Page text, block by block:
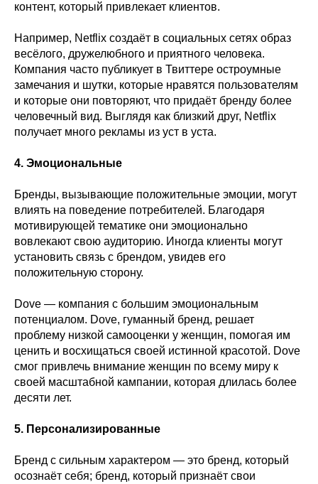
контент, который привлекает клиентов.
Например, Netflix создаёт в социальных сетях образ
весёлого, дружелюбного и приятного человека.
Компания часто публикует в Твиттере остроумные
замечания и шутки, которые нравятся пользователям
и которые они повторяют, что придаёт бренду более
человечный вид. Выглядя как близкий друг, Netflix
получает много рекламы из уст в уста.
4. Эмоциональные
Бренды, вызывающие положительные эмоции, могут
влиять на поведение потребителей. Благодаря
мотивирующей тематике они эмоционально
вовлекают свою аудиторию. Иногда клиенты могут
установить связь с брендом, увидев его
положительную сторону.
Dove — компания с большим эмоциональным
потенциалом. Dove, гуманный бренд, решает
проблему низкой самооценки у женщин, помогая им
ценить и восхищаться своей истинной красотой. Dove
смог привлечь внимание женщин по всему миру к
своей масштабной кампании, которая длилась более
десяти лет.
5. Персонализированные
Бренд с сильным характером — это бренд, который
осознаёт себя; бренд, который признаёт свои